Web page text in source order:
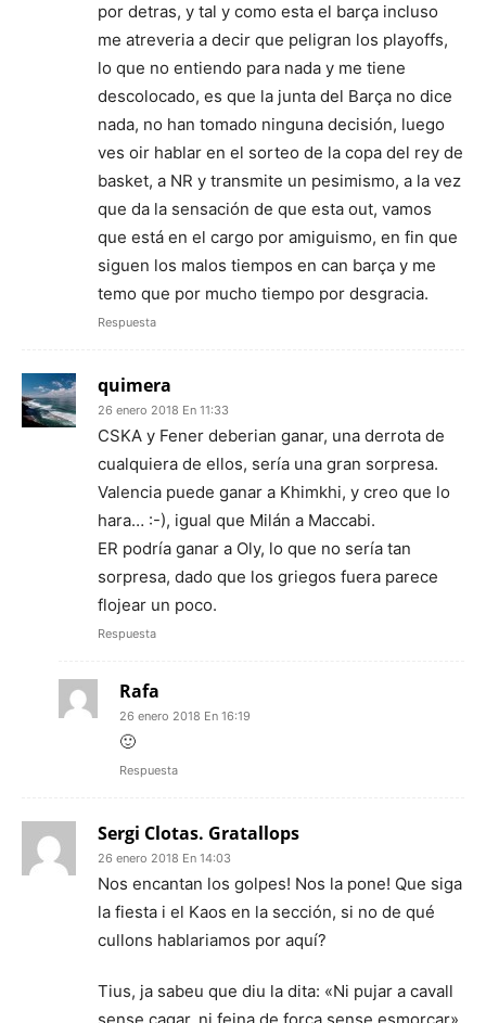
por detras, y tal y como esta el barça incluso
me atreveria a decir que peligran los playoffs,
lo que no entiendo para nada y me tiene
descolocado, es que la junta del Barça no dice
nada, no han tomado ninguna decisión, luego
ves oir hablar en el sorteo de la copa del rey de
basket, a NR y transmite un pesimismo, a la vez
que da la sensación de que esta out, vamos
que está en el cargo por amiguismo, en fin que
siguen los malos tiempos en can barça y me
temo que por mucho tiempo por desgracia.
Respuesta
quimera
26 enero 2018 En 11:33
CSKA y Fener deberian ganar, una derrota de
cualquiera de ellos, sería una gran sorpresa.
Valencia puede ganar a Khimkhi, y creo que lo
hara… :-), igual que Milán a Maccabi.
ER podría ganar a Oly, lo que no sería tan
sorpresa, dado que los griegos fuera parece
flojear un poco.
Respuesta
Rafa
26 enero 2018 En 16:19
🙂
Respuesta
Sergi Clotas. Gratallops
26 enero 2018 En 14:03
Nos encantan los golpes! Nos la pone! Que siga
la fiesta i el Kaos en la sección, si no de qué
cullons hablariamos por aquí?
Tius, ja sabeu que diu la dita: «Ni pujar a cavall